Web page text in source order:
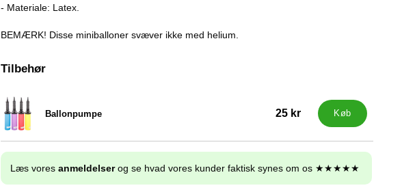
- Materiale: Latex.
BEMÆRK! Disse miniballoner svæver ikke med helium.
Tilbehør
Ballonpumpe
Varenr 9838 25 kr Køb
Læs vores anmeldelserog se hvad vores kunder faktisk synes om os ★★★★★